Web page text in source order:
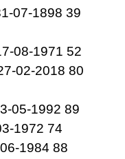
07-1898 39
08-1971 52
02-2018 80
05-1992 89
1972 74
1984 88